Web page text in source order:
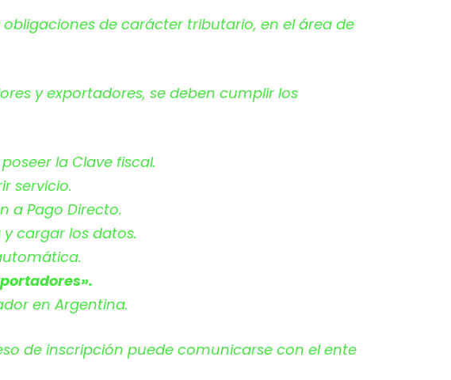
de carácter tributario, en el área de
y exportadores, se deben cumplir los
la Clave fiscal.
servicio.
a Pago Directo.
cargar los datos.
en Argentina.
de inscripción puede comunicarse con el ente